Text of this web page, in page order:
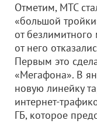
Отметим, МТС
«большой
от
от него
Первым это
«Мегафона». В
новую линейку
интернет-
ГБ, которое